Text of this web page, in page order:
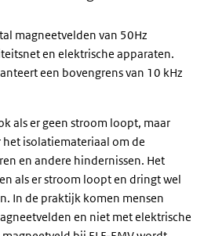
magneetvelden van 50Hz
en elektrische apparaten.
een bovengrens van 10 kHz
als er geen stroom loopt, maar
isolatiemateriaal om de
en andere hindernissen. Het
als er stroom loopt en dringt wel
In de praktijk komen mensen
en niet met elektrische